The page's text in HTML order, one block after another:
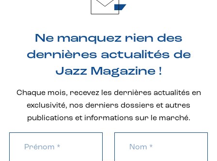
Ne manquez rien des
dernières actualités de
Jazz Magazine !
Chaque mois, recevez les dernières actualités en
exclusivité, nos derniers dossiers et autres
publications et informations sur le marché.